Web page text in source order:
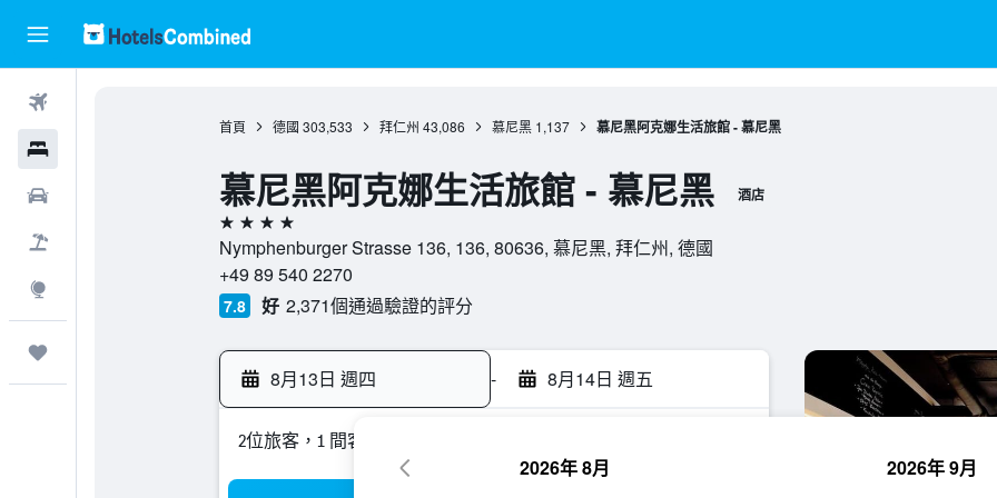
首頁 德國 303,533 拜仁州 43,086 慕尼黑 1,137 慕尼黑阿克娜生活旅館 - 慕尼黑
慕尼黑阿克娜生活旅館 - 慕尼黑 酒店
4星級
Nymphenburger Strasse 136, 136, 80636, 慕尼黑, 拜仁州, 德國
+49 89 540 2270
7.8 好 2,371個通過驗證的評分
8月13日 週四 - 8月14日 週五
2位旅客，1 間客房
2026年 8月 2026年 9月